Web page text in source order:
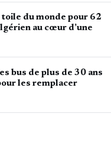
du monde pour 62
au cœur d’une
bus de plus de 30 ans
les remplacer